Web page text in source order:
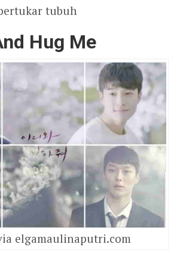
tubuh
Hug Me
elgamaulinaputri.com